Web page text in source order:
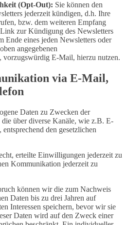
(Opt-Out): Sie können den
jederzeit kündigen, d.h. Ihre
bzw. dem weiteren Empfang
zur Kündigung des Newsletters
Ende eines jeden Newsletters oder
angegebenen
vorzugswürdig E-Mail, hierzu nutzen.
via E-Mail,
Daten zu Zwecken der
über diverse Kanäle, wie z.B. E-
den gesetzlichen
erteilte Einwilligungen jederzeit zu
Kommunikation jederzeit zu
können wir die zum Nachweis
Daten bis zu drei Jahren auf
Interessen speichern, bevor wir sie
Daten wird auf den Zweck einer